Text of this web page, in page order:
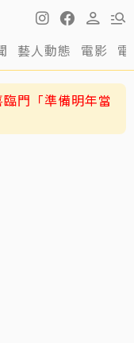
藝人動態 電影
門「準備明年當